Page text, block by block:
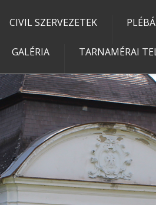
CIVIL SZERVEZETEK
GALÉRIA TARNAMÉRAI